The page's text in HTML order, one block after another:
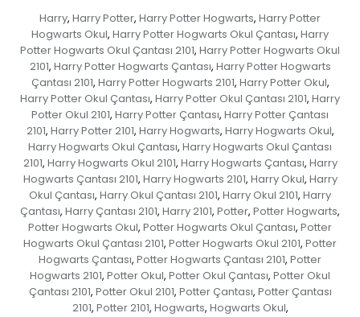
Harry, Harry Potter, Harry Potter Hogwarts, Harry Potter
Hogwarts Okul, Harry Potter Hogwarts Okul Çantası, Harry
Potter Hogwarts Okul Çantası 2101, Harry Potter Hogwarts Okul
2101, Harry Potter Hogwarts Çantası, Harry Potter Hogwarts
Çantası 2101, Harry Potter Hogwarts 2101, Harry Potter Okul,
Harry Potter Okul Çantası, Harry Potter Okul Çantası 2101, Harry
Potter Okul 2101, Harry Potter Çantası, Harry Potter Çantası
2101, Harry Potter 2101, Harry Hogwarts, Harry Hogwarts Okul,
Harry Hogwarts Okul Çantası, Harry Hogwarts Okul Çantası
2101, Harry Hogwarts Okul 2101, Harry Hogwarts Çantası, Harry
Hogwarts Çantası 2101, Harry Hogwarts 2101, Harry Okul, Harry
Okul Çantası, Harry Okul Çantası 2101, Harry Okul 2101, Harry
Çantası, Harry Çantası 2101, Harry 2101, Potter, Potter Hogwarts,
Potter Hogwarts Okul, Potter Hogwarts Okul Çantası, Potter
Hogwarts Okul Çantası 2101, Potter Hogwarts Okul 2101, Potter
Hogwarts Çantası, Potter Hogwarts Çantası 2101, Potter
Hogwarts 2101, Potter Okul, Potter Okul Çantası, Potter Okul
Çantası 2101, Potter Okul 2101, Potter Çantası, Potter Çantası
2101, Potter 2101, Hogwarts, Hogwarts Okul,